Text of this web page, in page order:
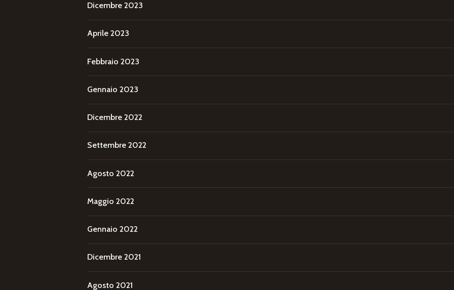
Dicembre 2023
Aprile 2023
Febbraio 2023
Gennaio 2023
Dicembre 2022
Settembre 2022
Agosto 2022
Maggio 2022
Gennaio 2022
Dicembre 2021
Agosto 2021